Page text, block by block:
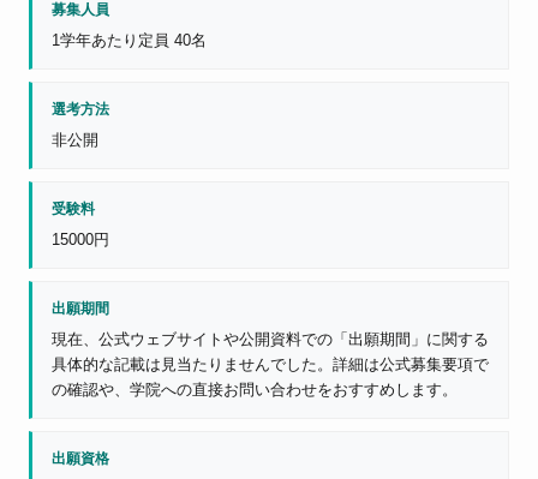
募集人員
1学年あたり定員 40名
選考方法
非公開
受験料
15000円
出願期間
現在、公式ウェブサイトや公開資料での「出願期間」に関する
具体的な記載は見当たりませんでした。詳細は公式募集要項で
の確認や、学院への直接お問い合わせをおすすめします。
出願資格